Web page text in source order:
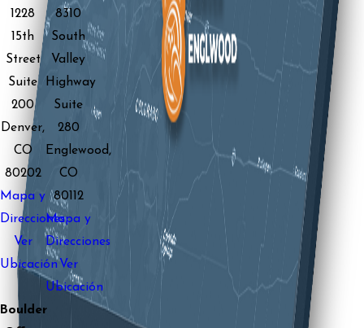
1228
15th
Street
Suite
200
Denver,
CO
80202
Mapa y
Direcciones
Ver
Ubicación
8310
South
Valley
Highway
Suite
280
Englewood,
CO
80112
Mapa y
Direcciones
Ver
Ubicación
Boulder